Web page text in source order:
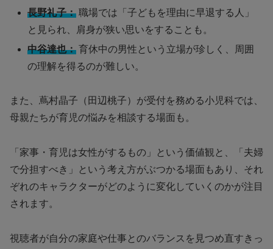
長野礼子： 職場では「子どもを理由に早退する人」
と見られ、肩身が狭い思いをすることも。
中谷達也： 育休中の男性という立場が珍しく、周囲
の理解を得るのが難しい。
また、蔦村晶子（田辺桃子）が受付を務める小児科では、
母親たちが育児の悩みを相談する場面も。
「家事・育児は女性がするもの」という価値観と、「夫婦
で分担すべき」という考え方がぶつかる場面もあり、それ
ぞれのキャラクターがどのように変化していくのかが注目
されます。
視聴者が自分の家庭や仕事とのバランスを見つめ直すきっ